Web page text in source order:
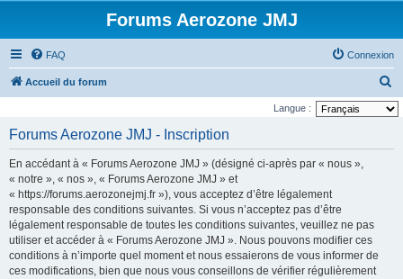
Forums Aerozone JMJ
FAQ Connexion
Accueil du forum
e
Langue :
Forums Aerozone JMJ - Inscription
En accédant à « Forums Aerozone JMJ » (désigné ci-après par « nous »,
« notre », « nos », « Forums Aerozone JMJ » et
« https://forums.aerozonejmj.fr »), vous acceptez d’être légalement
responsable des conditions suivantes. Si vous n’acceptez pas d’être
légalement responsable de toutes les conditions suivantes, veuillez ne pas
utiliser et accéder à « Forums Aerozone JMJ ». Nous pouvons modifier ces
conditions à n’importe quel moment et nous essaierons de vous informer de
ces modifications, bien que nous vous conseillons de vérifier régulièrement